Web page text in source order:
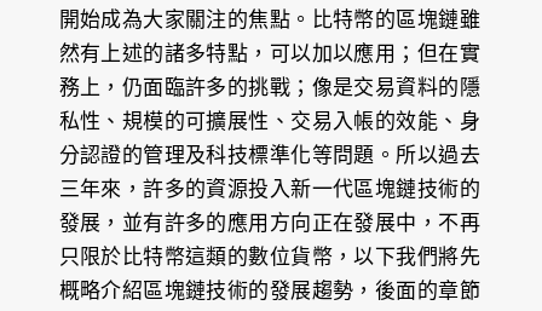
開始成為大家關注的焦點。比特幣的區塊鏈雖
然有上述的諸多特點，可以加以應用；但在實
務上，仍面臨許多的挑戰；像是交易資料的隱
私性、規模的可擴展性、交易入帳的效能、身
分認證的管理及科技標準化等問題。所以過去
三年來，許多的資源投入新一代區塊鏈技術的
發展，並有許多的應用方向正在發展中，不再
只限於比特幣這類的數位貨幣，以下我們將先
概略介紹區塊鏈技術的發展趨勢，後面的章節